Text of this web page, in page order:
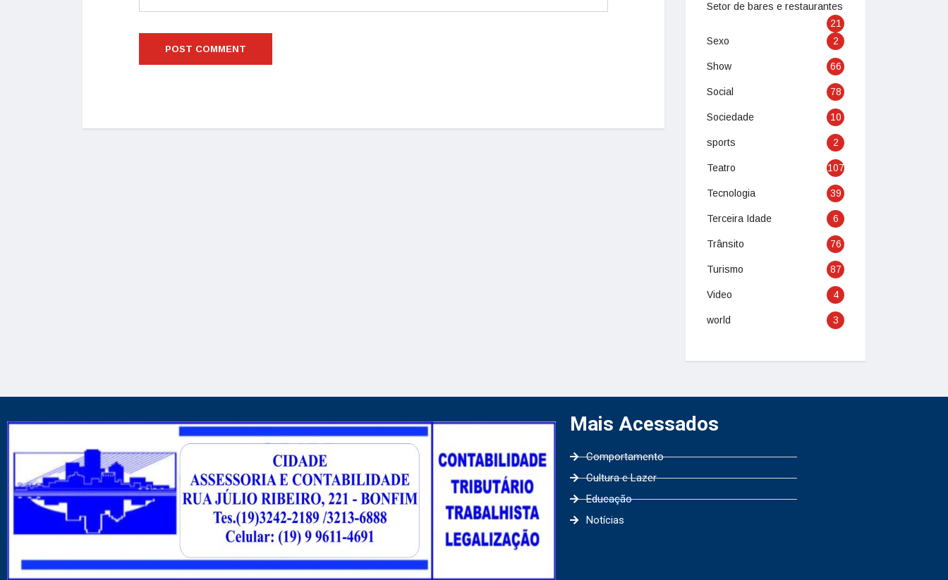
Setor de bares e restaurantes
21
Sexo
2
Show 66
Social 78
Sociedade 10
sports 2
Teatro 107
Tecnologia 39
Terceira Idade 6
Trânsito 76
Turismo 87
Video 4
world 3
Mais Acessados
Comportamento
Cultura e Lazer
Educação
Notícias